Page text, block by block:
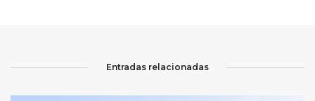
Entradas relacionadas